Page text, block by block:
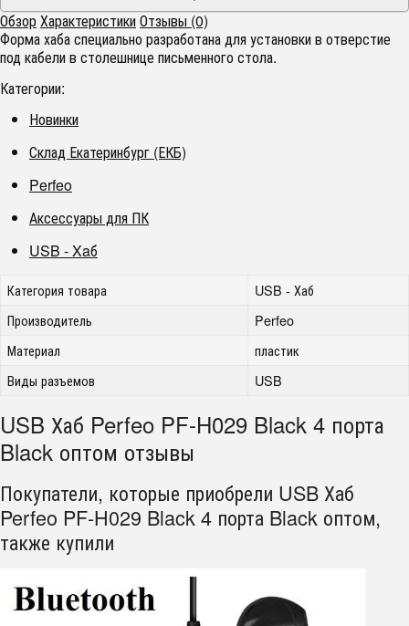
ОбзорХарактеристикиОтзывы (0)
Форма хаба специально разработана для установки в отверстие
под кабели в столешнице письменного стола.
Категории:
Новинки
Склад Екатеринбург (ЕКБ)
Perfeo
Аксессуары для ПК
USB - Xaб
Категория товара
USB - Хаб
Производитель
Perfeo
Материал
пластик
Виды разъемов
USB
USB Хаб Perfeo PF-H029 Black 4 порта
Black оптом отзывы
Покупатели, которые приобрели USB Хаб
Perfeo PF-H029 Black 4 порта Black оптом,
также купили